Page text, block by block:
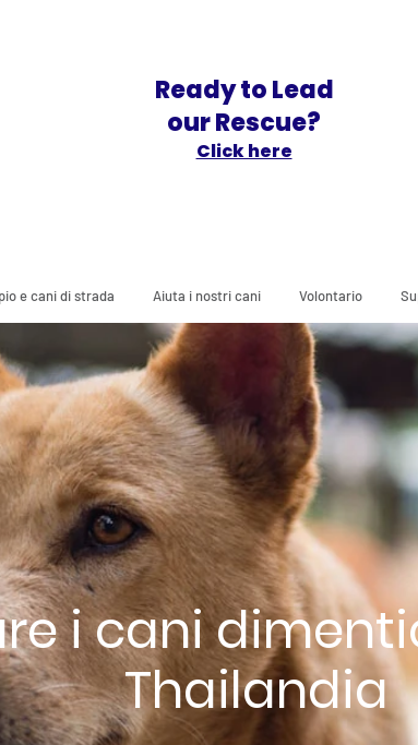
Ready to Lead
our Rescue?
Click here
e cani di strada Aiuta i nostri cani Volontario
i cani
Thailandia